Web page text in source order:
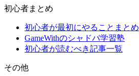
初心者まとめ
初心者が最初にやることまとめ
GameWithのシャドバ学習塾
初心者が読むべき記事一覧
その他